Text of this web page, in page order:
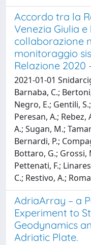
Accordo tra la
Venezia Giulia e
collaborazione
monitoraggio
Relazione 2020
2021-01-01
Barnaba, C.;
Negro, E.; Gentili,
Peresan, A.; Rebez,
A.; Sugan, M.;
Bernardi, P.;
Bottaro, G.; Grossi,
Pettenati, F.;
C.; Restivo, A.;
AdriaArray – a
Experiment to
Geodynamics
Adriatic Plate.